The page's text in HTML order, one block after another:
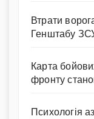
Втрати
Генштабу
Карта
фронту
Психологія